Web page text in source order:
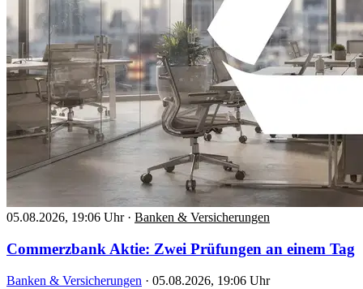
05.08.2026, 19:06 Uhr · Banken & Versicherungen
Commerzbank Aktie: Zwei Prüfungen an einem Tag
Banken & Versicherungen · 05.08.2026, 19:06 Uhr